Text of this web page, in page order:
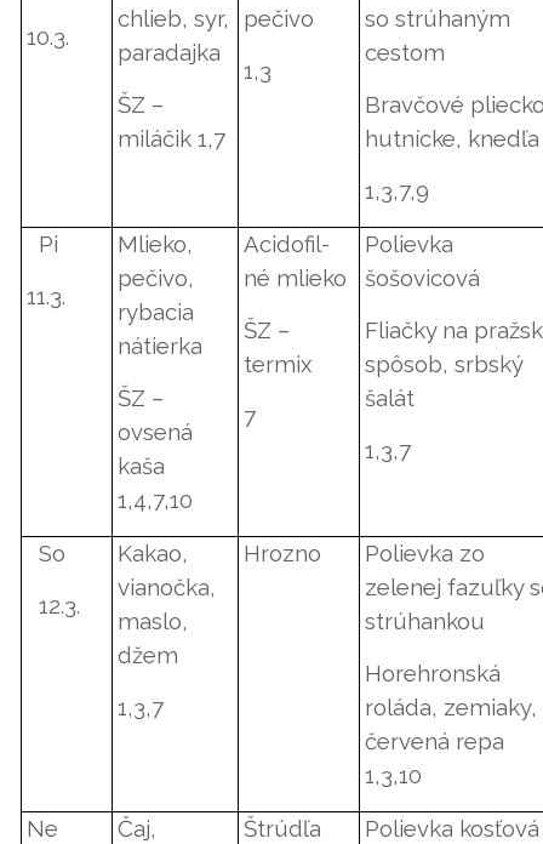
10.3.
chlieb, syr,
paradajka
ŠZ –
miláčik 1,7
pečivo
1,3
so strúhaným
cestom
Bravčové
hutnícke, knedľa
1,3,7,9
Pi
11.3.
Mlieko,
pečivo,
rybacia
nátierka
ŠZ –
ovsená
kaša
1,4,7,10
Acidofil-
né mlieko
ŠZ –
termix
7
Polievka
šošovicová
Fliačky na
spôsob, srbský
šalát
1,3,7
So
12.3.
Kakao,
vianočka,
maslo,
džem
1,3,7
Hrozno
Polievka zo
zelenej fazuľky
strúhankou
Horehronská
roláda, zemiaky,
červená repa
1,3,10
Ne
Čaj,
Štrúdľa
Polievka kosťová